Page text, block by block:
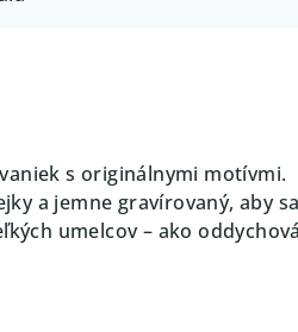
s originálnymi motívmi.
a jemne gravírovaný, aby
umelcov – ako